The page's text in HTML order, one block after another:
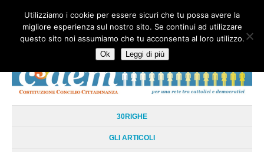
HOME CHI SIAMO LA RETE LE RADICI DOCUMENTAZIONE
AREE TEMATICHE
30RIGHE
GLI ARTICOLI
Utilizziamo i cookie per essere sicuri che tu possa avere la
migliore esperienza sul nostro sito. Se continui ad utilizzare
questo sito noi assumiamo che tu acconsenta al loro utilizzo.
Ok Leggi di più